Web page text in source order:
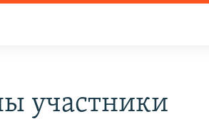
участники